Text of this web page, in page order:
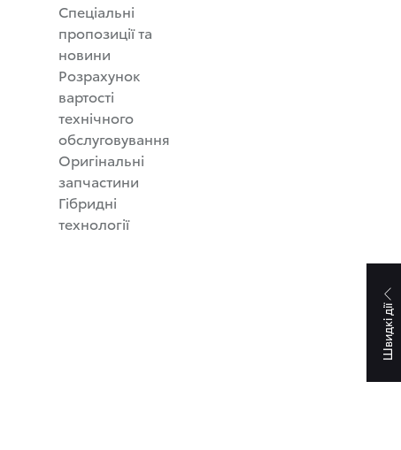
Швидкі дії
Спеціальні
пропозиції та
новини
Розрахунок
вартості
технічного
обслуговування
Оригінальні
запчастини
Гібридні
технології